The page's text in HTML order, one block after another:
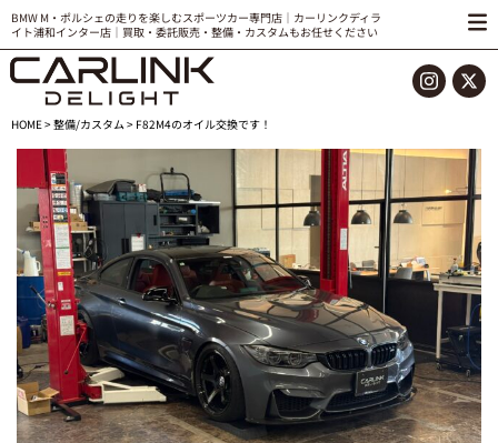
BMW M・ポルシェの走りを楽しむスポーツカー専門店｜カーリンクディラ
イト浦和インター店｜買取・委託販売・整備・カスタムもお任せください
HOME>整備/カスタム> F82M4のオイル交換です！